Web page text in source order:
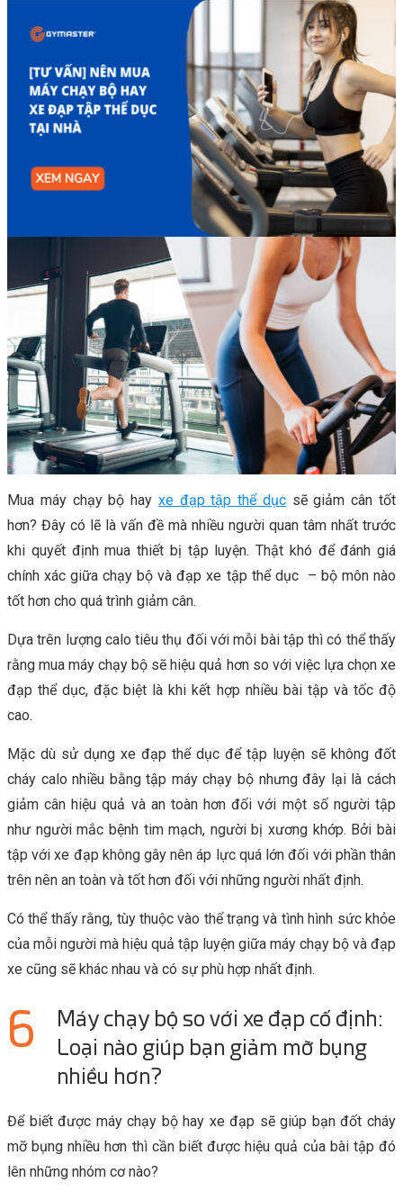
Mua máy chạy bộ hay xe đạp tập thể dụcsẽ giảm cân tốt
hơn? Đây có lẽ là vấn đề mà nhiều người quan tâm nhất trước
khi quyết định mua thiết bị tập luyện. Thật khó để đánh giá
chính xác giữa chạy bộ và đạp xe tập thể dục – bộ môn nào
tốt hơn cho quá trình giảm cân.
Dựa trên lượng calo tiêu thụ đối với mỗi bài tập thì có thể thấy
rằng mua máy chạy bộ sẽ hiệu quả hơn so với việc lựa chọn xe
đạp thể dục, đặc biệt là khi kết hợp nhiều bài tập và tốc độ
cao.
Mặc dù sử dụng xe đạp thể dục để tập luyện sẽ không đốt
cháy calo nhiều bằng tập máy chạy bộ nhưng đây lại là cách
giảm cân hiệu quả và an toàn hơn đối với một số người tập
như người mắc bệnh tim mạch, người bị xương khớp. Bởi bài
tập với xe đạp không gây nên áp lực quá lớn đối với phần thân
trên nên an toàn và tốt hơn đối với những người nhất định.
Có thể thấy rằng, tùy thuộc vào thể trạng và tình hình sức khỏe
của mỗi người mà hiệu quả tập luyện giữa máy chạy bộ và đạp
xe cũng sẽ khác nhau và có sự phù hợp nhất định.
Máy chạy bộ so với xe đạp cố định:
Loại nào giúp bạn giảm mỡ bụng
nhiều hơn?
Để biết được máy chạy bộ hay xe đạp sẽ giúp bạn đốt cháy
mỡ bụng nhiều hơn thì cần biết được hiệu quả của bài tập đó
lên những nhóm cơ nào?